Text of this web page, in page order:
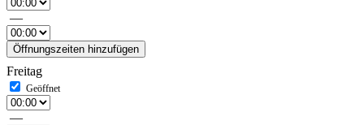
—
Öffnungszeiten hinzufügen
Freitag
—